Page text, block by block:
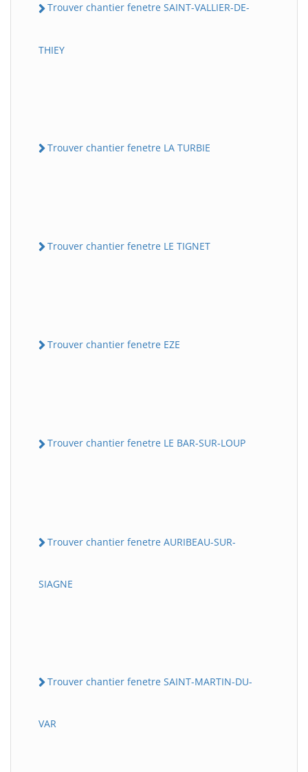
Trouver chantier fenetre SAINT-VALLIER-DE-
THIEY
Trouver chantier fenetre LA TURBIE
Trouver chantier fenetre LE TIGNET
Trouver chantier fenetre EZE
Trouver chantier fenetre LE BAR-SUR-LOUP
Trouver chantier fenetre AURIBEAU-SUR-
SIAGNE
Trouver chantier fenetre SAINT-MARTIN-DU-
VAR